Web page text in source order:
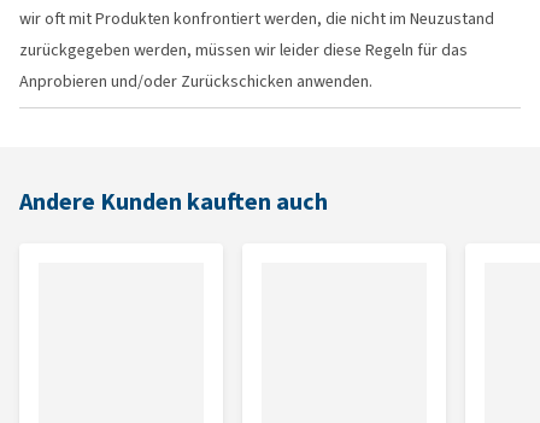
wir oft mit Produkten konfrontiert werden, die nicht im Neuzustand
zurückgegeben werden, müssen wir leider diese Regeln für das
Anprobieren und/oder Zurückschicken anwenden.
Andere Kunden kauften auch